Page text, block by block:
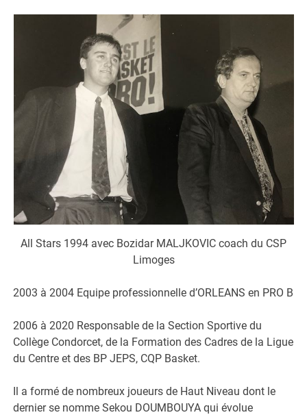
All Stars 1994 avec Bozidar MALJKOVIC coach du CSP
Limoges
2003 à 2004 Equipe professionnelle d’ORLEANS en PRO B
2006 à 2020 Responsable de la Section Sportive du
Collège Condorcet, de la Formation des Cadres de la Ligue
du Centre et des BP JEPS, CQP Basket.
Il a formé de nombreux joueurs de Haut Niveau dont le
dernier se nomme Sekou DOUMBOUYA qui évolue